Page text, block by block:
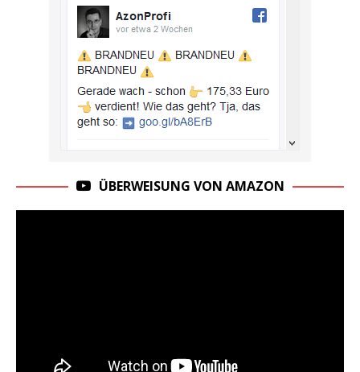
ÜBERWEISUNG VON AMAZON